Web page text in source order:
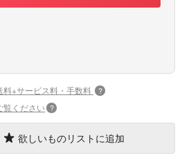
料+サービス料・手数料 ?
覧ください ?
欲しいものリストに追加